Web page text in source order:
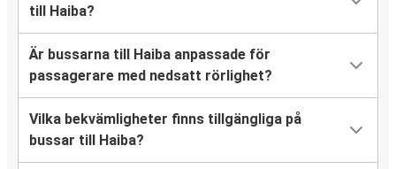
till Haiba?
Är bussarna till Haiba anpassade för
passagerare med nedsatt rörlighet?
Vilka bekvämligheter finns tillgängliga på
bussar till Haiba?